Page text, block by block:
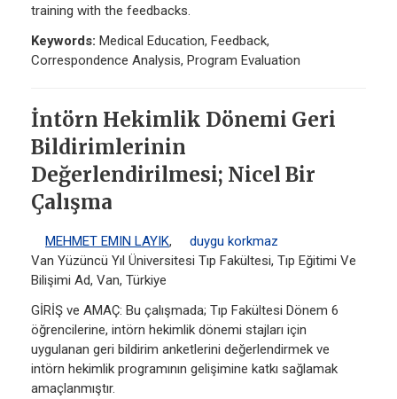
training with the feedbacks.
Keywords: Medical Education, Feedback,
Correspondence Analysis, Program Evaluation
İntörn Hekimlik Dönemi Geri
Bildirimlerinin
Değerlendirilmesi; Nicel Bir
Çalışma
MEHMET EMIN LAYIK,
duygu korkmaz
Van Yüzüncü Yıl Üniversitesi Tıp Fakültesi, Tıp Eğitimi Ve
Bilişimi Ad, Van, Türkiye
GİRİŞ ve AMAÇ: Bu çalışmada; Tıp Fakültesi Dönem 6
öğrencilerine, intörn hekimlik dönemi stajları için
uygulanan geri bildirim anketlerini değerlendirmek ve
intörn hekimlik programının gelişimine katkı sağlamak
amaçlanmıştır.